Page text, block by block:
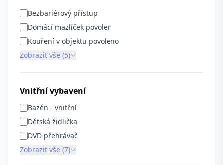
Bezbariérový přístup
Domácí mazlíček povolen
Kouření v objektu povoleno
Zobrazit vše (5)
Vnitřní vybavení
Bazén - vnitřní
Dětská židlička
DVD přehrávač
Zobrazit vše (7)